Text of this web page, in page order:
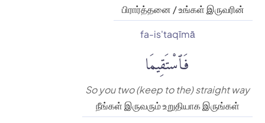
பிரார்த்தனை / உங்கள் இருவரின்
fa-is'taqīmā
فَٱسْتَقِيمَا
So you two (keep to the) straight way
நீங்கள் இருவரும் உறுதியாக இருங்கள்